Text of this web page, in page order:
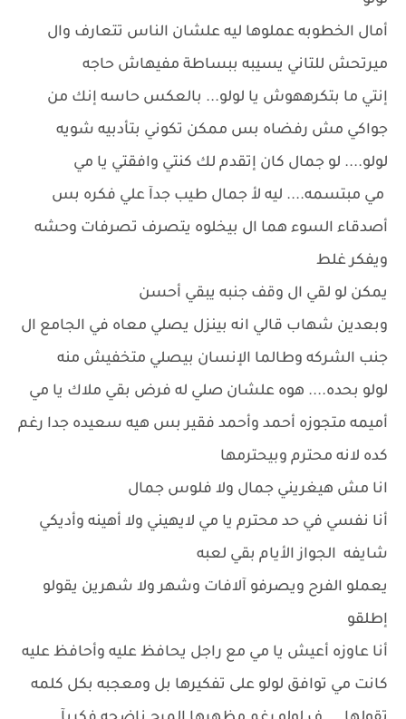
أمال الخطوبه عملوها ليه علشان الناس تتعارف وال
ميرتحش للتاني يسيبه ببساطة مفيهاش حاجه
إنتي ما بتكرههوش يا لولو... بالعكس حاسه إنك من
جواكي مش رفضاه بس ممكن تكوني بتأدبيه شويه
لولو.... لو جمال كان إتقدم لك كنتي وافقتي يا مي
مي مبتسمه.... ليه لأ جمال طيب جدآ علي فكره بس
أصدقاء السوء هما ال بيخلوه يتصرف تصرفات وحشه
ويفكر غلط
يمكن لو لقي ال وقف جنبه يبقي أحسن
وبعدين شهاب قالي انه بينزل يصلي معاه في الجامع ال
جنب الشركه وطالما الإنسان بيصلي متخفيش منه
لولو بحده.... هوه علشان صلي له فرض بقي ملاك يا مي
أميمه متجوزه أحمد وأحمد فقير بس هيه سعيده جدا رغم
كده لانه محترم وبيحترمها
انا مش هيغريني جمال ولا فلوس جمال
أنا نفسي في حد محترم يا مي لايهيني ولا أهينه وأديكي
شايفه الجواز الأيام بقي لعبه
يعملو الفرح ويصرفو آلافات وشهر ولا شهرين يقولو
إطلقو
أنا عاوزه أعيش يا مي مع راجل يحافظ عليه وأحافظ عليه
كانت مي توافق لولو على تفكيرها بل ومعجبه بكل كلمه